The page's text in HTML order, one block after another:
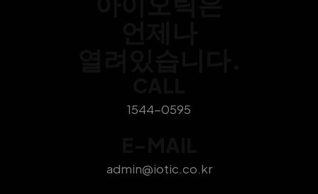
1544-0595
admin@iotic.co.kr